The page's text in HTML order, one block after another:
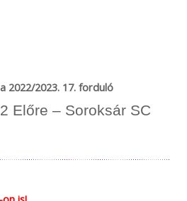
2022/2023. 17. forduló
Előre – Soroksár SC